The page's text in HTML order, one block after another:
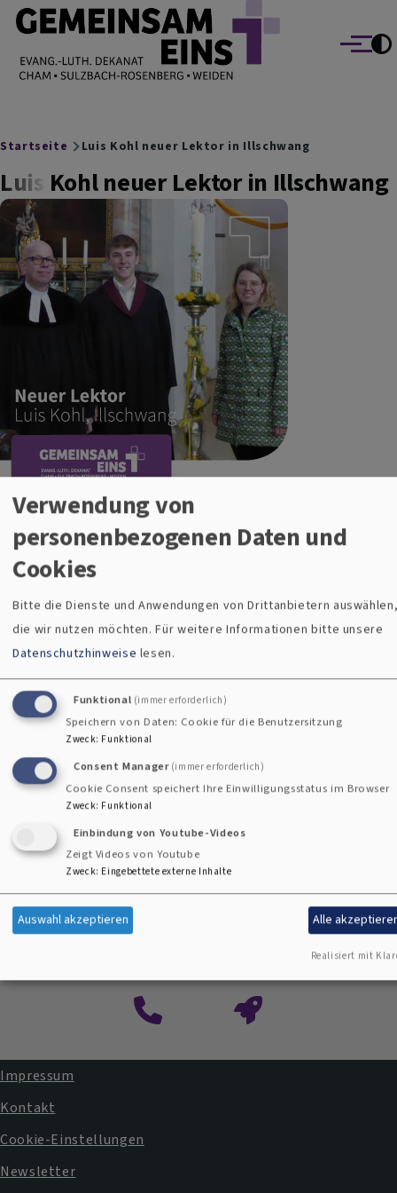
Direkt zum Inhalt
EVANG.-LUTH. DEKANAT GEMEINSAM EINS
Cham Sulzbach-Rosenberg Weiden
Menü
Breadcrumb
Startseite Luis Kohl neuer Lektor in Illschwang
Luis Kohl neuer Lektor in Illschwang
Herzlichen Glückwunsch nach Illschwang! Die Gemeinde
dort hat einen neuen Lektor, der Gottesdienste leiten wird -
und zwar einen sehr jungen engagierten: Luis Kohl aus
Dienst. Der 19-jährige Landwirtschaftslehrling hat sich seit
seiner Konfirmandenzeit als Mitarbeiter beim
Familiengottesdienst und als Organist bewährt. Nach der
Ausbildung erhielt er die Ernennungsurkunde vom Dekanat
überreicht und wurde eingesegnet. Auch die Vertrauensfrau
des Kirchenvorstands, Anna Jobst, wünschte ihm Gottes
Segen für den neuen Dienst. Wir wünschen Gottes Segen und
immer Freude am Gottesdienst und auf der Kanzel!
Kontaktformular
Fußbereichsmenü
Impressum
Kontakt
Cookie-Einstellungen
Newsletter
Verwendung von
personenbezogenen Daten und
Cookies
Bitte die Dienste und Anwendungen von Drittanbietern
die wir nutzen möchten.Für weitere Informationen bitte unsere
Datenschutzhinweise lesen.
Funktional (immer erforderlich)
Speichern von Daten: Cookie für die Benutzersitzung
Zweck: Funktional
Consent Manager (immer erforderlich)
Cookie Consent speichert Ihre Einwilligungsstatus im Browser
Zweck: Funktional
Einbindung von Youtube-Videos
Zeigt Videos von Youtube
Zweck: Eingebettete externe Inhalte
Auswahl akzeptieren Alle
Realisiert mit